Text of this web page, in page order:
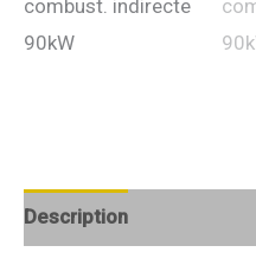
Description